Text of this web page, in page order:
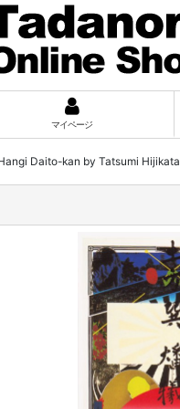
マイページ
Daito-kan by Tatsumi Hijikata